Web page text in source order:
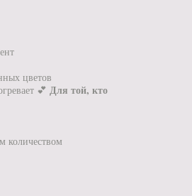
цветов
💕 Для той, кто
количеством